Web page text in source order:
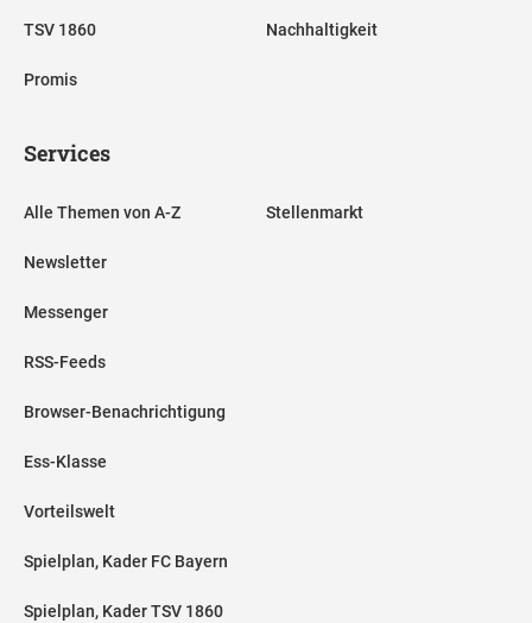
TSV 1860
Promis
Nachhaltigkeit
Services
Alle Themen von A-Z
Newsletter
Messenger
RSS-Feeds
Browser-Benachrichtigung
Ess-Klasse
Vorteilswelt
Spielplan, Kader FC Bayern
Spielplan, Kader TSV 1860
Stellenmarkt